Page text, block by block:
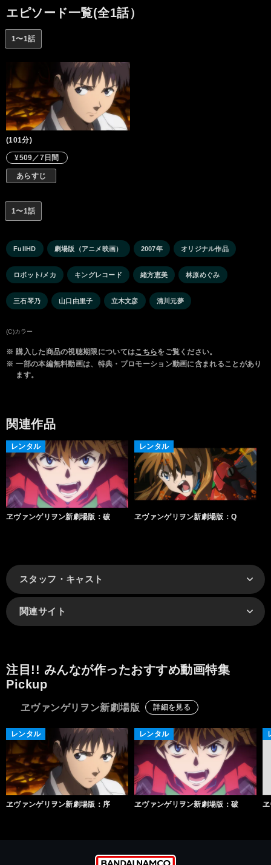
シンジは父と3年ぶりの再会をはたした。だが、シンジは父の碇ゲ
ンドウから極秘裏に開発された巨大な人型兵器を見せられ、使徒
との戦いを強要された。それがシンジと人造人間エヴァンゲリオ
ン初号機との出逢いであった。反発を覚えたシンジではあった
ことを否定し、ついに自ら出撃を決意する。何の訓練も受けない
ままに、初めて使徒と対峙するEVA初号機のシンジ。世界の命運
を託された14歳の少年シンジは、はたしてどう戦うのか？ そし
て、セカンド・インパクトに隠されたキーワード「人類補完計
画」の真実とは？ すべての謎の鍵を握る碇ゲンドウは、シンジの
苦闘をじっと見つめている……。
エピソード一覧(全1話）
1〜1話
(101分)
¥509／7日間
あらすじ
1〜1話
FullHD 劇場版（アニメ映画） 2007年 オリジナル作品
ロボット/メカ キングレコード 緒方恵美 林原めぐみ
三石琴乃 山口由里子 立木文彦 清川元夢
(C)カラー
※ 購入した商品の視聴期限についてはこちらをご覧ください。
※ 一部の本編無料動画は、特典・プロモーション動画に含まれることがあり
ます。
関連作品
レンタル
ヱヴァンゲリヲン新劇場版：破
レンタル
ヱヴァンゲリヲン新劇場版：Q
スタッフ・キャスト
関連サイト
注目!! みんなが作ったおすすめ動画特集
Pickup
ヱヴァンゲリヲン新劇場版 詳細を見る
レンタル
ヱヴァンゲリヲン新劇場版：序
レンタル
ヱヴァンゲリヲン新劇場版：破